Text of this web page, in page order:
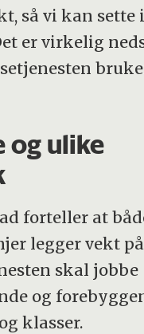
så vi kan sette
er virkelig
og ulike
forteller at
legger vekt
skal jobbe
og
klasser.